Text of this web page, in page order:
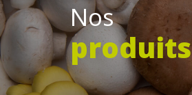
Nos
produits